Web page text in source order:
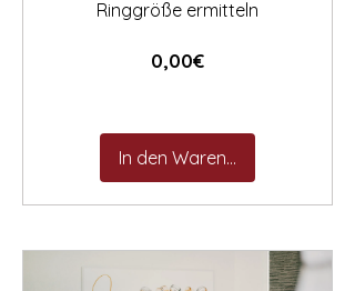
Ringgröße ermitteln
0,00€Preis
In den Warenkorb